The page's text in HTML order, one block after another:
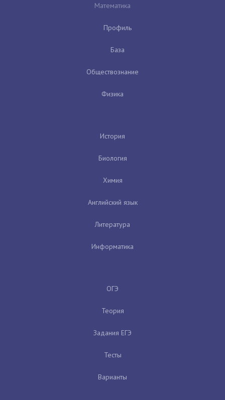
Математика
Профиль
База
Обществознание
Физика
История
Биология
Химия
Английский язык
Литература
Информатика
ОГЭ
Теория
Задания ЕГЭ
Тесты
Варианты